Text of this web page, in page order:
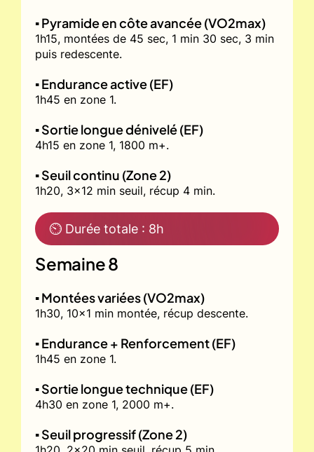
▪️ Pyramide en côte avancée (VO2max)
1h15, montées de 45 sec, 1 min 30 sec, 3 min
puis redescente.
▪️ Endurance active (EF)
1h45 en zone 1.
▪️ Sortie longue dénivelé (EF)
4h15 en zone 1, 1800 m+.
▪️ Seuil continu (Zone 2)
1h20, 3x12 min seuil, récup 4 min.
⏲ Durée totale : 8h
Semaine 8
▪️ Montées variées (VO2max)
1h30, 10x1 min montée, récup descente.
▪️ Endurance + Renforcement (EF)
1h45 en zone 1.
▪️ Sortie longue technique (EF)
4h30 en zone 1, 2000 m+.
▪️ Seuil progressif (Zone 2)